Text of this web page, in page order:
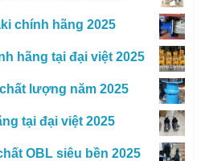
chính hãng 2025
hãng tại đại việt 2025
lượng năm 2025
tại đại việt 2025
OBL siêu bền 2025